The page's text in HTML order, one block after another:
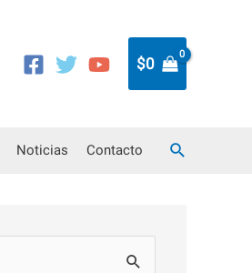
$0
Noticias Contacto Buscar